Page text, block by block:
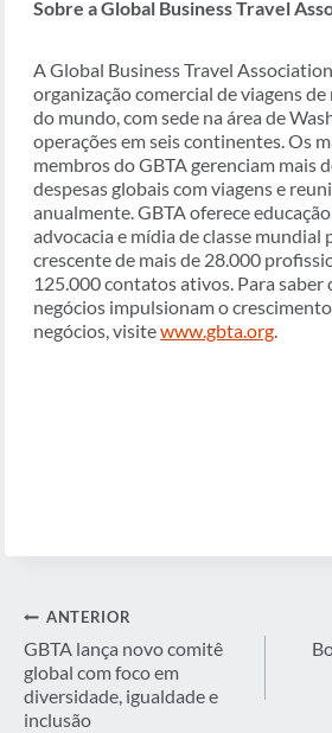
Sobre a Global Business Travel
A Global Business Travel
organização comercial de viagens
do mundo, com sede na área de
operações em seis continentes. Os
membros do GBTA gerenciam mais
despesas globais com viagens e
anualmente. GBTA oferece
advocacia e mídia de classe mundial
crescente de mais de 28.000
125.000 contatos ativos. Para saber
negócios impulsionam o
negócios, visitewww.gbta.org.
Navegação
de
Post
ANTERIOR
GBTA lança novo comitê
global com foco em
diversidade, igualdade e
inclusão